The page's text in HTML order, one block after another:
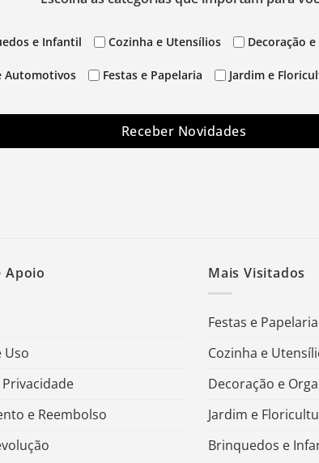
e Infantil Cozinha e Utensílios Decoração
Automotivos Festas e Papelaria Jardim e
Receber Novidades
Apoio
Uso
e Reembolso
Mais Visitados
Festas e Papelaria
Cozinha e
Decoração e
Jardim e
Brinquedos e